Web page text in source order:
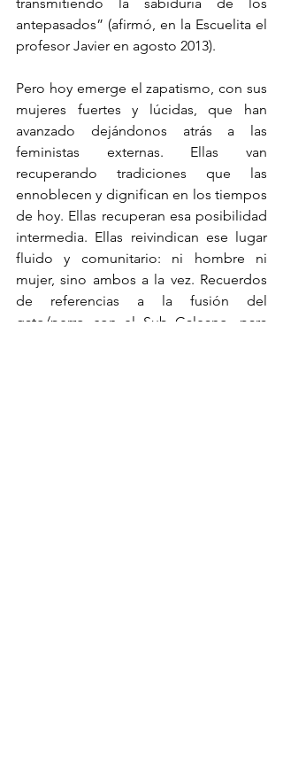
antepasados” (afirmó, en la Escuelita el
profesor Javier en agosto 2013).
Pero hoy emerge el zapatismo, con sus
mujeres fuertes y lúcidas, que han
avanzado dejándonos atrás a las
feministas externas. Ellas van
recuperando tradiciones que las
ennoblecen y dignifican en los tiempos
de hoy. Ellas recuperan esa posibilidad
intermedia. Ellas reivindican ese lugar
fluido y comunitario: ni hombre ni
mujer, sino ambos a la vez. Recuerdos
de referencias a la fusión del
gato/perro con el Sub Galeano, para